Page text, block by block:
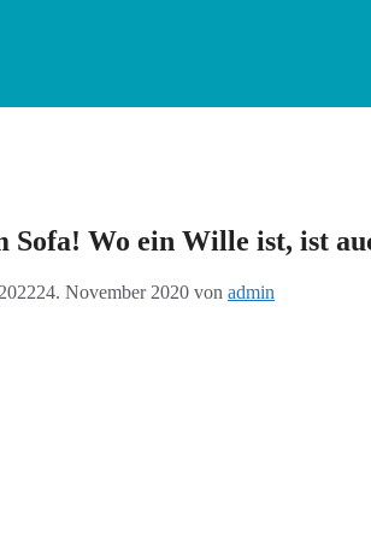
Sofa! Wo ein Wille ist, ist
24. November 2020 von admin